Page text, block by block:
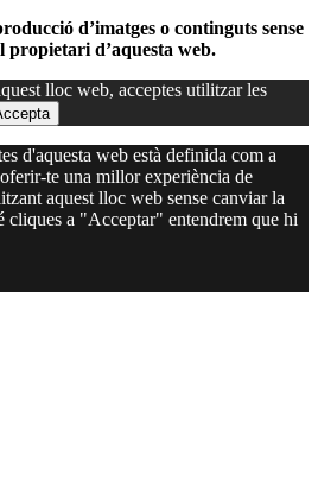
d’imatges o continguts sense
propietari d’aquesta web.
lloc web, acceptes utilitzar les
d'aquesta web està definida com a
te una millor experiència de
aquest lloc web sense canviar la
cliques a "Acceptar" entendrem que hi